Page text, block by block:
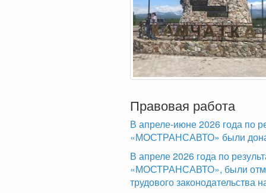
Правовая работа
В апреле-июне 2026 года по
«МОСТРАНСАВТО» были
В апреле 2026 года по
«МОСТРАНСАВТО», были
трудового